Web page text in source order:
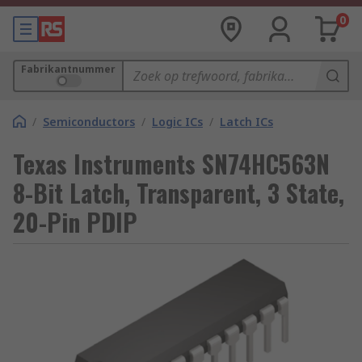
0
Fabrikantnummer
/ Semiconductors / Logic ICs / Latch ICs
Texas Instruments SN74HC563N
8-Bit Latch, Transparent, 3 State,
20-Pin PDIP